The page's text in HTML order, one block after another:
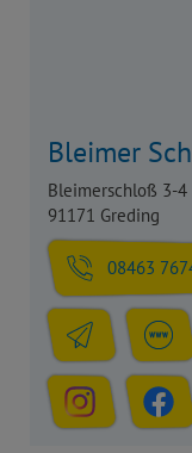
Bleimer
Bleimerschloß 3-4
91171 Greding
08463